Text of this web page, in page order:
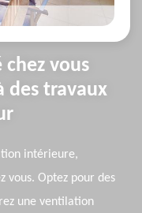
vous
des travaux
intérieure,
vous. Optez pour des
une ventilation